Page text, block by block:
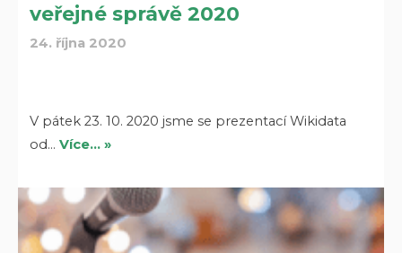
veřejné správě 2020
24. října 2020
V pátek 23. 10. 2020 jsme se prezentací Wikidata
od…Více… »